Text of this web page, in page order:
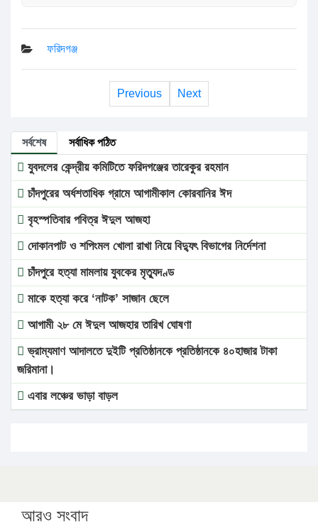
ফরিদগঞ্জ
Previous Next
সর্বশেষ সর্বাধিক পঠিত
যুবদলের কেন্দ্রীয় কমিটিতে ফরিদগঞ্জের তারেকুর রহমান
চাঁদপুরের অর্ধশতাধিক গ্রামে আগামীকাল কোরবানির ঈদ
বৃহস্পতিবার পবিত্র ঈদুল আজহা
দোকানপাট ও শপিংমল খোলা রাখা নিয়ে বিদ্যুৎ বিভাগের নির্দেশনা
চাঁদপুরে হত্যা মামলায় যুবকের মৃত্যুদণ্ড
মাকে হত্যা করে ‘নাটক’ সাজান ছেলে
আগামী ২৮ মে ঈদুল আজহার তারিখ ঘোষণা
ভ্রাম্যমাণ আদালতে দুইটি প্রতিষ্ঠানকে প্রতিষ্ঠানকে ৪০হাজার টাকা
জরিমানা।
এবার লঞ্চের ভাড়া বাড়ল
সারা দেশে বজ্রাঘাতে ১৪ জনের প্রাণহানি
আরও সংবাদ